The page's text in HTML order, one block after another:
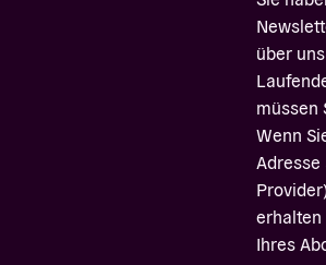
über
müssen
Wenn
Adresse
erhalten
Ihres